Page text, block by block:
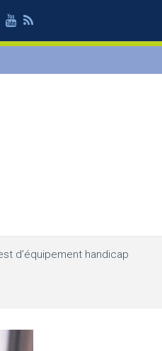
Youtube
RSS
d’équipement handicap